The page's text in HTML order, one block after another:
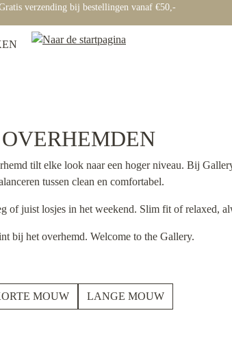
verzending bij bestellingen vanaf €50,-
OVERHEMDEN
tilt elke look naar een hoger niveau. Bij
tussen clean en comfortabel.
of juist losjes in het weekend. Slim fit of relaxed,
bij het overhemd. Welcome to the Gallery.
MOUW LANGE MOUW